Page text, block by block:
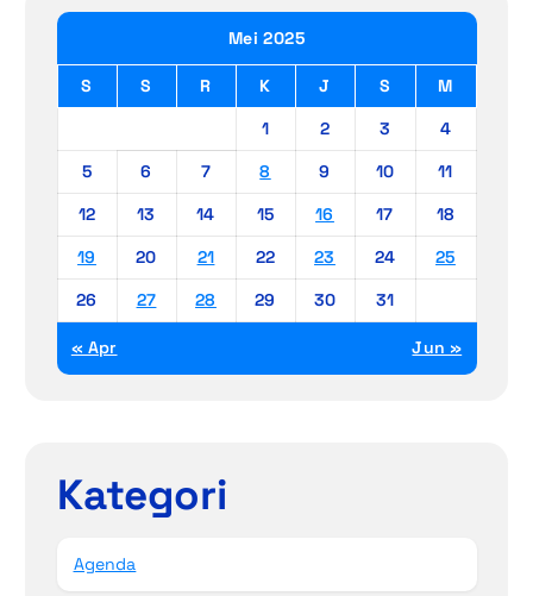
Mei 2025
S S R K J S
M
1
2 3
4
5
6 7 8 9 10
11
12
13 14 15 16 17
18
19
20 21 22 23 24
25
26
27 28 29 30 31
« Apr Jun »
Kategori
Agenda